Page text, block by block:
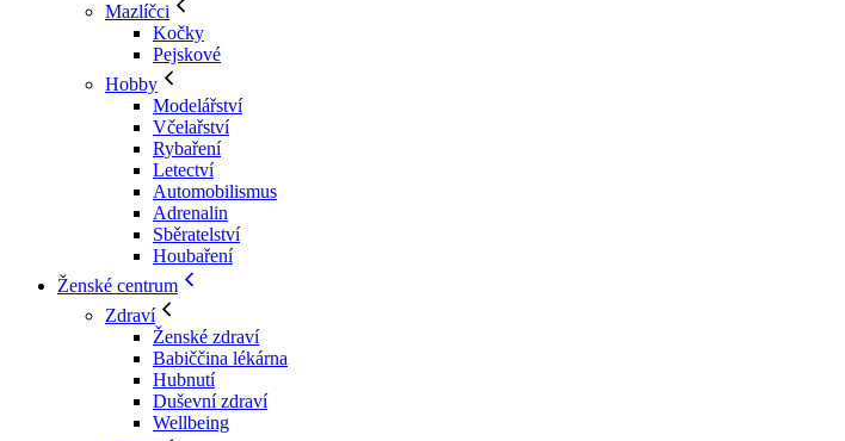
Mazlíčci
Kočky
Pejskové
Hobby
Modelářství
Včelařství
Rybaření
Letectví
Automobilismus
Adrenalin
Sběratelství
Houbaření
Ženské centrum
Zdraví
Ženské zdraví
Babiččina lékárna
Hubnutí
Duševní zdraví
Wellbeing